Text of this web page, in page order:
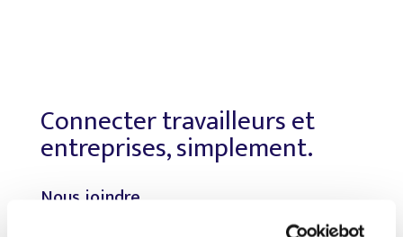
Connecter travailleurs et
entreprises, simplement.
Nous joindre